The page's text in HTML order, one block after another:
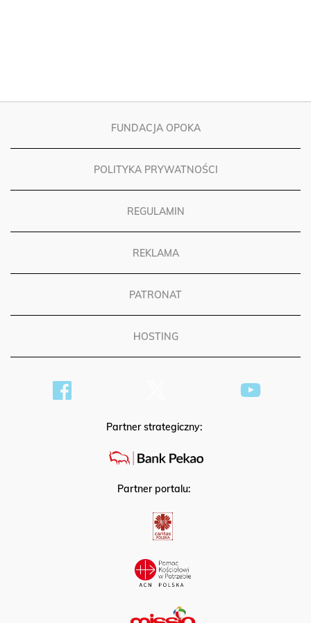
FUNDACJA OPOKA
POLITYKA PRYWATNOŚCI
REGULAMIN
REKLAMA
PATRONAT
HOSTING
Partner strategiczny:
Partner portalu: